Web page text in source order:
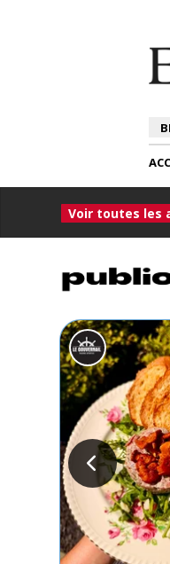
Voir toutes les